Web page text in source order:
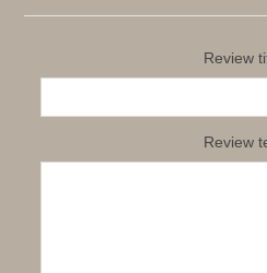
Review
Review